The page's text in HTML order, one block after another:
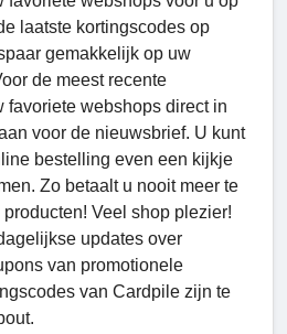
laatste kortingscodes op
gemakkelijk op uw
de meest recente
favoriete webshops direct in
voor de nieuwsbrief. U kunt
bestelling even een kijkje
Zo betaalt u nooit meer te
Veel shop plezier!
updates over
van promotionele
van Cardpile zijn te